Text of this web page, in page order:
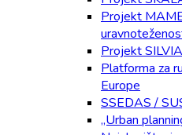
Projekt
Projekt SILVIA
Platforma za
Europe
SSEDAS /
„Urban